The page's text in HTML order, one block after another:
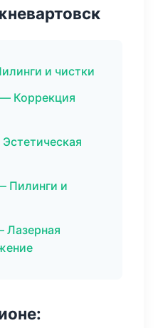
и чистки
Коррекция
Пилинги и
Лазерная